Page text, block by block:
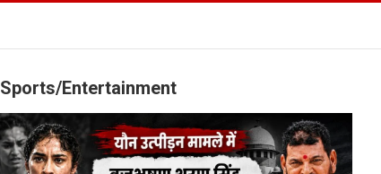
Sports/Entertainment